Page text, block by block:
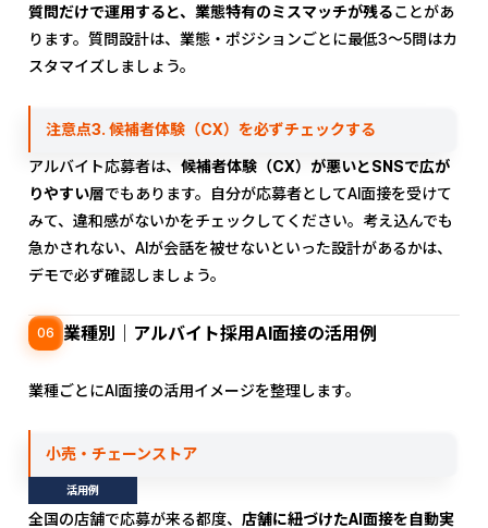
質問だけで運用すると、業態特有のミスマッチが残ることがあ
ります。質問設計は、業態・ポジションごとに最低3〜5問はカ
スタマイズしましょう。
注意点3. 候補者体験（CX）を必ずチェックする
アルバイト応募者は、 候補者体験（CX）が悪いとSNSで広が
りやすい層でもあります。自分が応募者としてAI面接を受けて
みて、違和感がないかをチェックしてください。考え込んでも
急かされない、AIが会話を被せないといった設計があるかは、
デモで必ず確認しましょう。
06 業種別｜アルバイト採用AI面接の活用例
業種ごとにAI面接の活用イメージを整理します。
小売・チェーンストア
活用例
全国の店舗で応募が来る都度、 店舗に紐づけたAI面接を自動実